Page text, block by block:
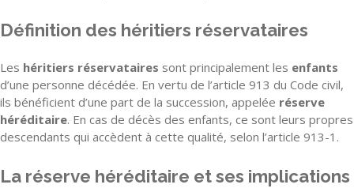
Définition des héritiers réservataires
Les héritiers réservataires sont principalement les enfants
d’une personne décédée. En vertu de l’article 913 du Code civil,
ils bénéficient d’une part de la succession, appelée réserve
héréditaire. En cas de décès des enfants, ce sont leurs propres
descendants qui accèdent à cette qualité, selon l’article 913-1.
La réserve héréditaire et ses implications